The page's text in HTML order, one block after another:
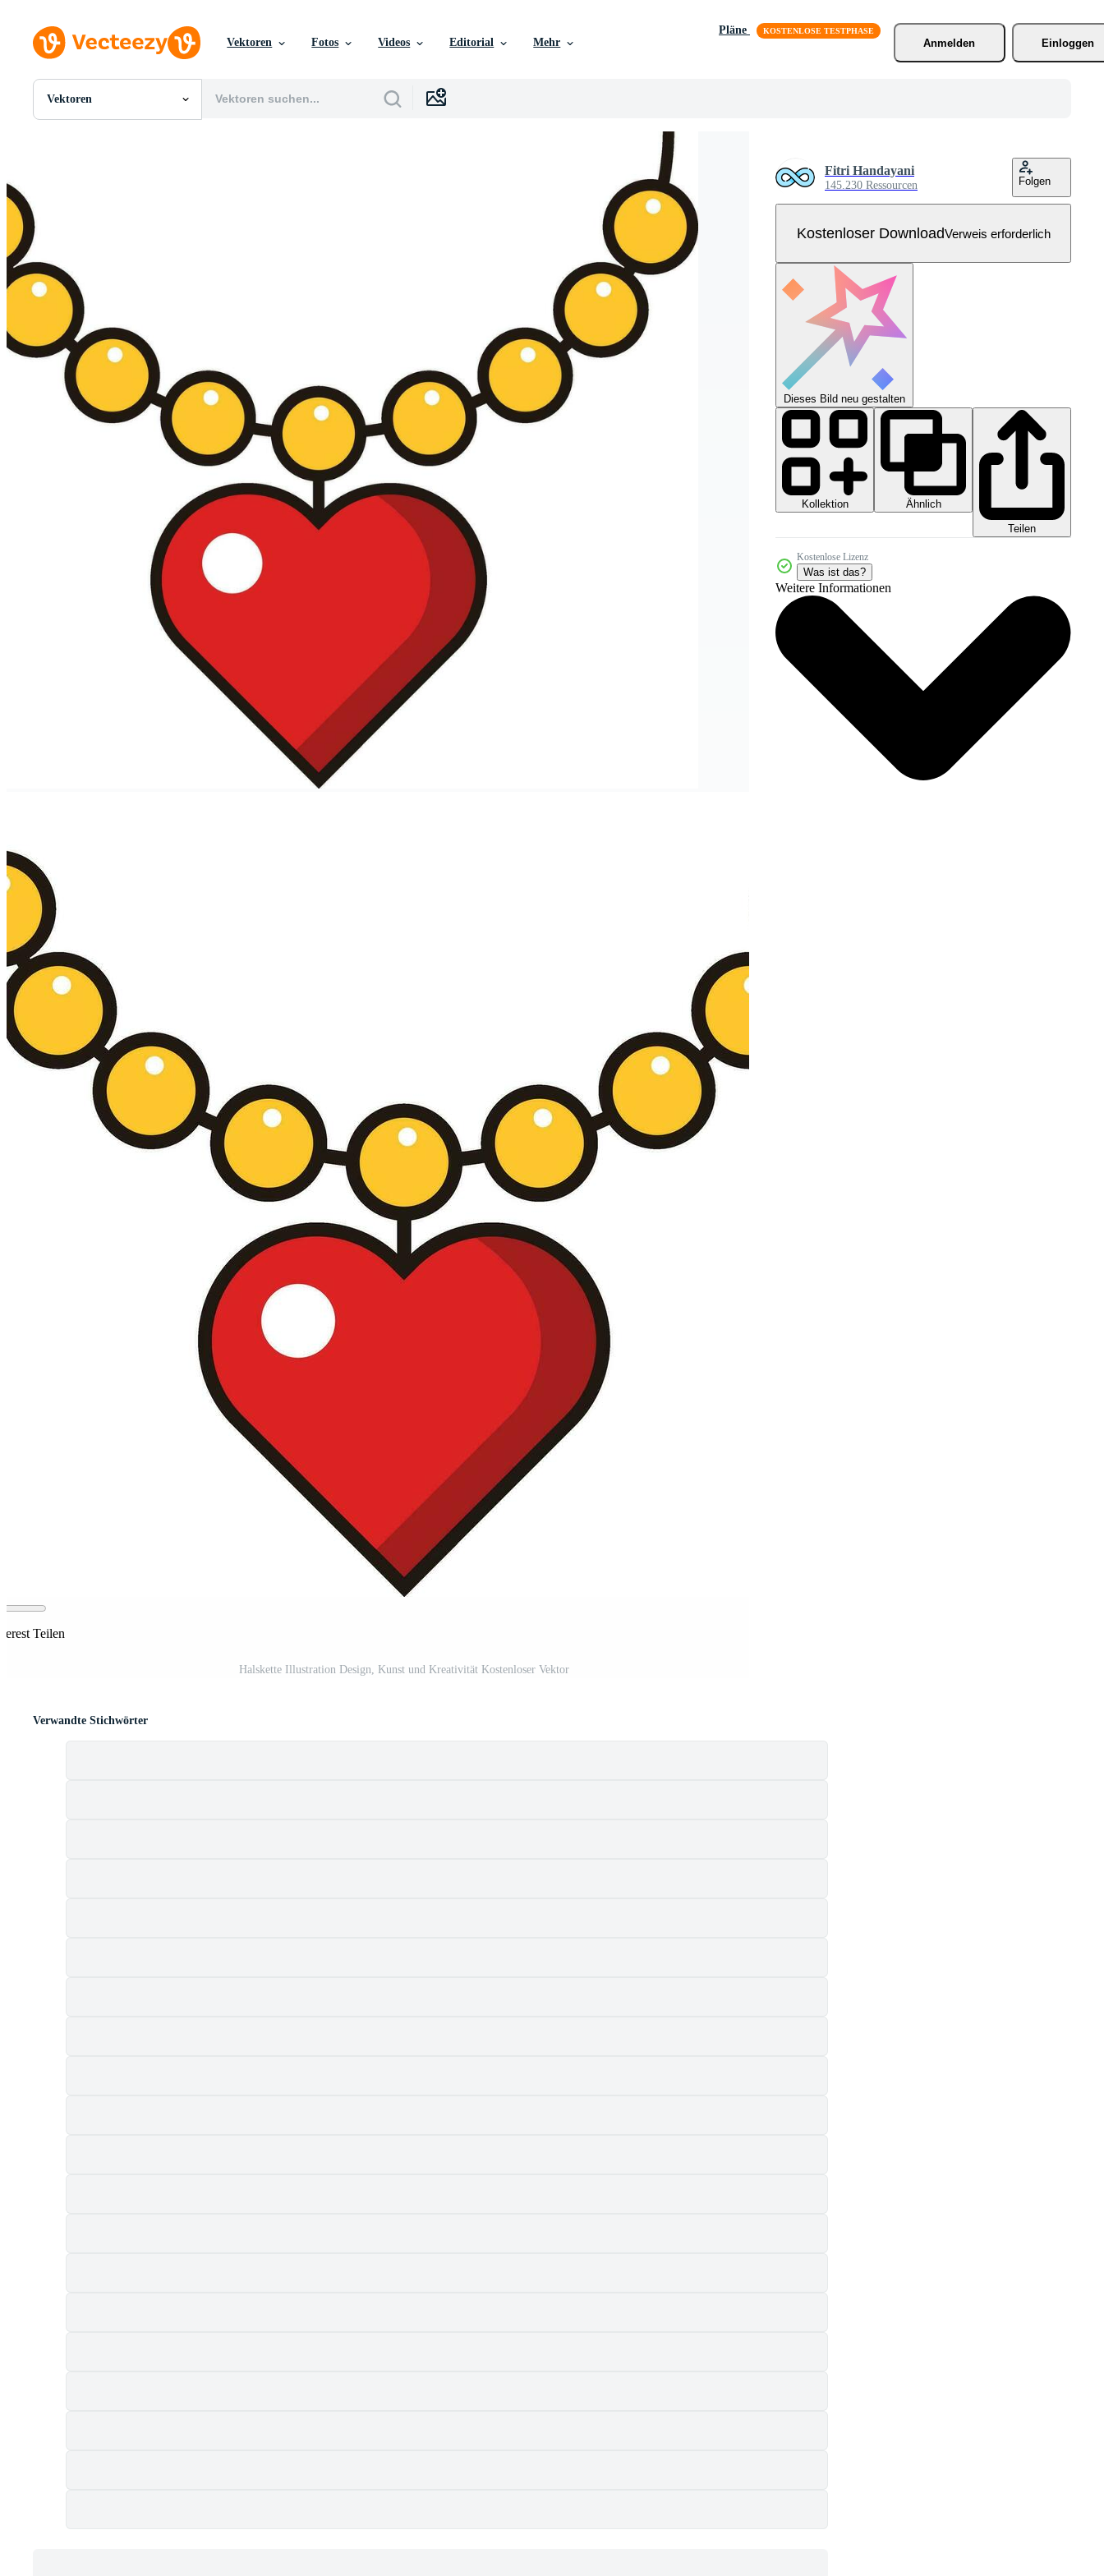
Vektoren Fotos Videos Editorial Mehr
Pläne
Anmelden
Einloggen
Vektoren
Alle Bilder
Redaktionelle Bilder
Redaktionelle Ereignisse
Teilen
Halskette Illustration Design, Kunst und Kreativität Kostenloser Vektor
Fitri Handayani
145.230 Ressourcen Folgen
Kostenloser DownloadVerweis erforderlich
Dieses Bild neu gestalten
Kollektion
Ähnlich
Teilen
Kostenlose Lizenz
Was ist das?
Weitere Informationen
Verwandte Stichwörter